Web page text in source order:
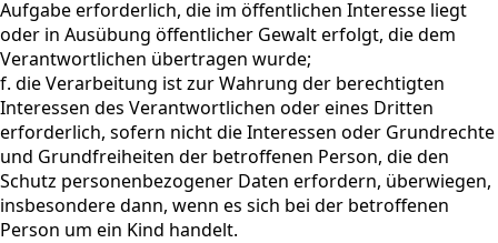
Aufgabe erforderlich, die im öffentlichen Interesse liegt
oder in Ausübung öffentlicher Gewalt erfolgt, die dem
Verantwortlichen übertragen wurde;
f. die Verarbeitung ist zur Wahrung der berechtigten
Interessen des Verantwortlichen oder eines Dritten
erforderlich, sofern nicht die Interessen oder Grundrechte
und Grundfreiheiten der betroffenen Person, die den
Schutz personenbezogener Daten erfordern, überwiegen,
insbesondere dann, wenn es sich bei der betroffenen
Person um ein Kind handelt.